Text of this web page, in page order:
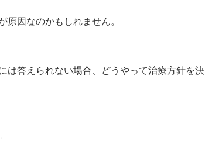
因なのかもしれません。
答えられない場合、どうやって治療方針を決